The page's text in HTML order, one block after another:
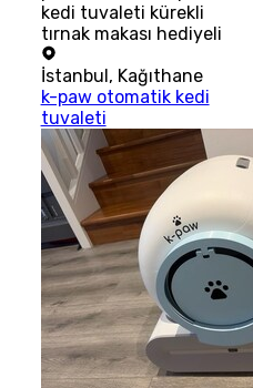
kedi tuvaleti kürekli
tırnak makası hediyeli
İstanbul, Kağıthane
k-paw otomatik kedi
tuvaleti